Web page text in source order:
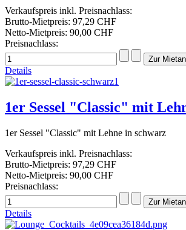
Verkaufspreis inkl. Preisnachlass:
Brutto-Mietpreis: 97,29 CHF
Netto-Mietpreis: 90,00 CHF
Preisnachlass:
Details
1er Sessel "Classic" mit
1er Sessel "Classic" mit Lehne in schwarz
Verkaufspreis inkl. Preisnachlass:
Brutto-Mietpreis: 97,29 CHF
Netto-Mietpreis: 90,00 CHF
Preisnachlass:
Details